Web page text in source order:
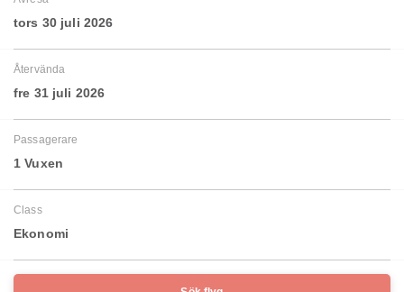
tors 30 juli 2026
Återvända
fre 31 juli 2026
Passagerare
1 Vuxen
Class
Ekonomi